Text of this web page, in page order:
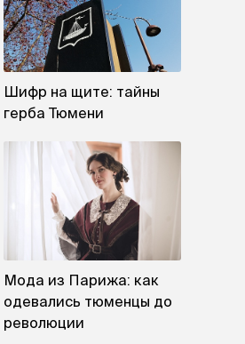
Шифр на щите: тайны
герба Тюмени
Мода из Парижа: как
одевались тюменцы до
революции